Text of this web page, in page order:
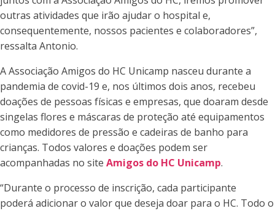
outras atividades que irão ajudar o hospital e,
consequentemente, nossos pacientes e colaboradores”,
ressalta Antonio.
A Associação Amigos do HC Unicamp nasceu durante a
pandemia de covid-19 e, nos últimos dois anos, recebeu
doações de pessoas físicas e empresas, que doaram desde
singelas flores e máscaras de proteção até equipamentos
como medidores de pressão e cadeiras de banho para
crianças. Todos valores e doações podem ser
acompanhadas no site Amigos do HC Unicamp.
“Durante o processo de inscrição, cada participante
poderá adicionar o valor que deseja doar para o HC. Todo o